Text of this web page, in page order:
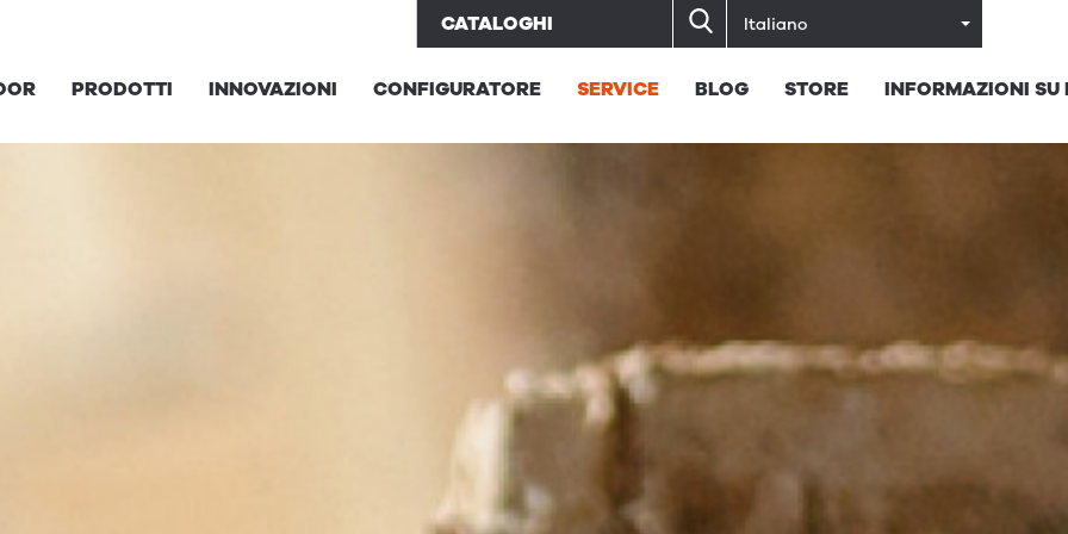
CATALOGHI Italiano
PRODOTTI INNOVAZIONI CONFIGURATORE SERVICE BLOG STORE INFORMAZIONI SU